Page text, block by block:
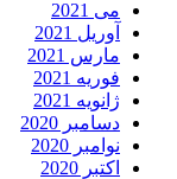
2021
2021
2021
2021
2020
2020
2020